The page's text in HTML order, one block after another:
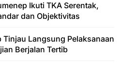
Ikuti TKA Serentak,
dan Objektivitas
Tinjau Langsung Pelaksanaan
Berjalan Tertib